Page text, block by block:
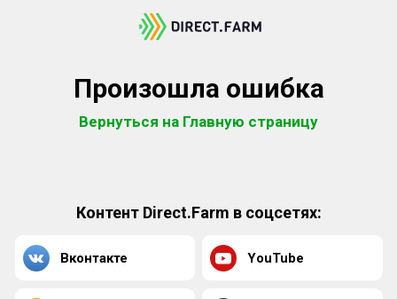
Произошла ошибка
Вернуться на Главную страницу
Контент Direct.Farm в соцсетях:
Вконтакте YouTube